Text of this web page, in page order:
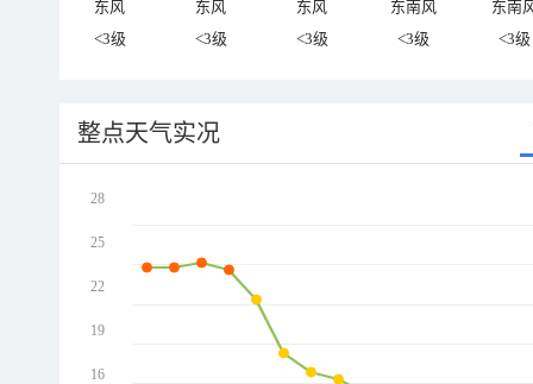
东风 东风 东风 东南风
东南
<3级
<3级 <3级 <3级 <3级
整点天气实况
28
25
22
19
16